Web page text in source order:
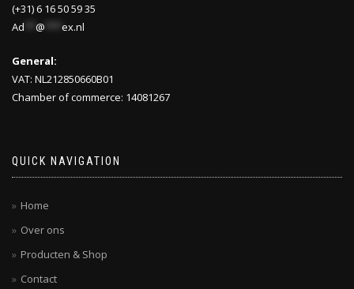
(+31) 6 16 50 59 35
Ad
@ ex.nl
General:
VAT: NL212850660B01
Chamber of commerce: 14081267
QUICK NAVIGATION
Home
Over ons
Producten & Shop
Contact